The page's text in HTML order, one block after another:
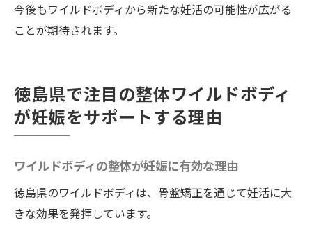
今後もワイルドボディから新たな妊活の可能性が広がる
ことが期待されます。
徳島県で注目の整体ワイルドボディ
が妊娠をサポートする理由
ワイルドボディの整体が妊娠に有効な理由
徳島県のワイルドボディは、骨盤矯正を通じて妊活に大
きな効果を発揮しています。